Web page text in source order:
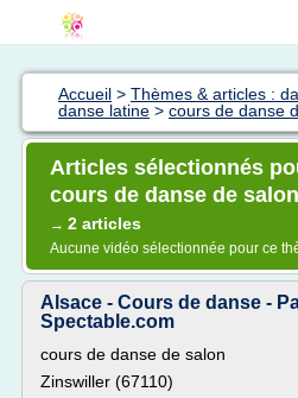
Accueil > Thèmes & articles :
danse latine > cours de danse
Articles sélectionnés
cours de danse de
→ 2 articles
Aucune vidéo sélectionnée pour ce
Alsace - Cours de danse -
Spectable.com
cours de danse de salon
Zinswiller (67110)